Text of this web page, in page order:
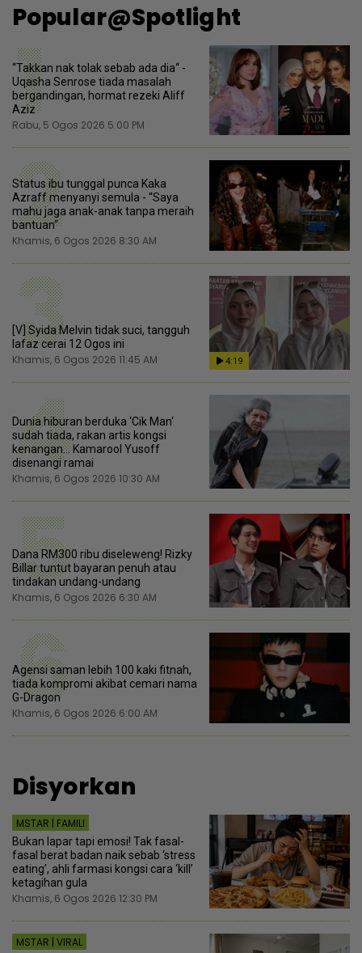
Popular@Spotlight
1
“Takkan nak tolak sebab ada dia“ -
Uqasha Senrose tiada masalah
bergandingan, hormat rezeki Aliff
Aziz
Rabu, 5 Ogos 2026 5:00 PM
2
Status ibu tunggal punca Kaka
Azraff menyanyi semula - “Saya
mahu jaga anak-anak tanpa meraih
bantuan“
Khamis, 6 Ogos 2026 8:30 AM
3
[V] Syida Melvin tidak suci, tangguh
lafaz cerai 12 Ogos ini
Khamis, 6 Ogos 2026 11:45 AM 4:19
4
Dunia hiburan berduka ‘Cik Man‘
sudah tiada, rakan artis kongsi
kenangan... Kamarool Yusoff
disenangi ramai
Khamis, 6 Ogos 2026 10:30 AM
5
Dana RM300 ribu diseleweng! Rizky
Billar tuntut bayaran penuh atau
tindakan undang-undang
Khamis, 6 Ogos 2026 6:30 AM
6
Agensi saman lebih 100 kaki fitnah,
tiada kompromi akibat cemari nama
G-Dragon
Khamis, 6 Ogos 2026 6:00 AM
Disyorkan
MSTAR | FAMILI
Bukan lapar tapi emosi! Tak fasal-
fasal berat badan naik sebab ‘stress
eating’, ahli farmasi kongsi cara ‘kill’
ketagihan gula
Khamis, 6 Ogos 2026 12:30 PM
MSTAR | VIRAL